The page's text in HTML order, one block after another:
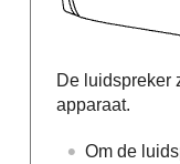
De luidspreker
apparaat.
Om de